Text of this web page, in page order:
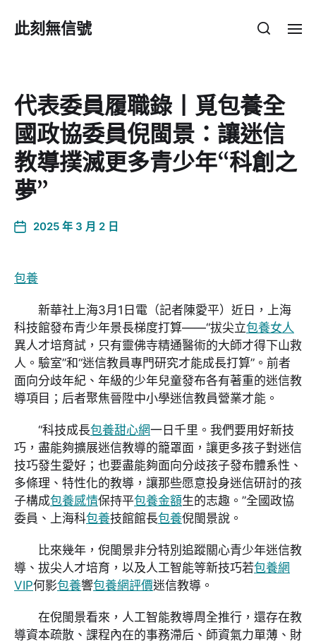
此刻無信號
代表委員履職錄丨覓包養全
國政協委員倪閩景：讓迷信
教導撲滅更多青少年“科創之
夢”
2025 年 3 月 2 日
包養
新華社上海3月1日電（記者陳愛平）近日，上海
科技館發布青少年景長梯度打算——“拔尖立包養女人
異人才培育試，只有靈佛寺精通醫術的大師才得下山救
人。驗室”和“迷信教員專門研究才能成長打算”。前者
面向分歧年紀、年級的少年兒童發布各有著重的迷信教
導項目；后者聚焦晉陞中小學迷信教員營業才能。
“科技成長包養甜心網一日千里。我們要用好新技
巧，盡能夠擴展迷信教導的籠罩面，讓更多孩子對迷信
技巧發生愛好；也要盡能夠面向分歧孩子發布體系性、
多條理、特性化的教導，讓那些愿意投身迷信研討的孩
子構成包養感情保持平包養金額生的志趣。”全國政協
委員、上海科包養技館館長包養倪閩景說。
比來幾年，倪閩景非分特別追蹤關心青少年迷信教
導、拔尖人才培育，以及人工智能等新技巧若包養網
VIP何影包養響包養網評價迷信教導。
在倪閩景看來，人工智能教導周全推行，還存在教
導資本疏散、課程內在的事務滯后、師資氣力單薄、財